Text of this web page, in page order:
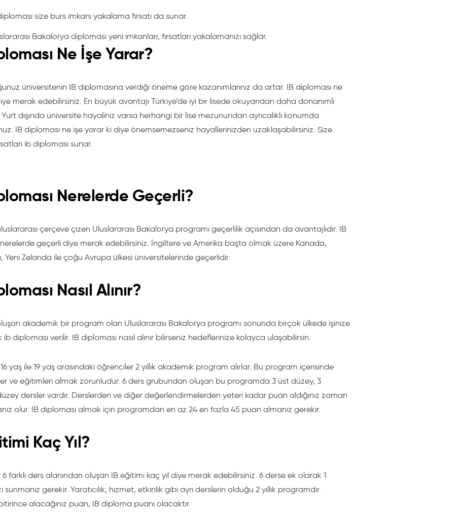
size burs imkanı yakalama fırsatı da sunar.
Bakalorya diploması yeni imkanları, fırsatları yakalamanızı sağlar.
Ne İşe Yarar?
üniversitenin IB diplomasına verdiği öneme göre kazanımlarınız da artar. IB diploması ne
merak edebilirsiniz. En büyük avantajı Türkiye’de iyi bir lisede okuyandan daha donanımlı
dışında üniversite hayaliniz varsa herhangi bir lise mezunundan ayrıcalıklı konumda
IB diploması ne işe yarar ki diye önemsemezseniz hayallerinizden uzaklaşabilirsiniz. Size
ib diploması sunar.
Nerelerde Geçerli?
çerçeve çizen Uluslararası Bakalorya programı geçerlilik açısından da avantajlıdır. IB
geçerli diye merak edebilirsiniz. İngiltere ve Amerika başta olmak üzere Kanada,
Yeni Zelanda ile çoğu Avrupa ülkesi üniversitelerinde geçerlidir.
Nasıl Alınır?
akademik bir program olan Uluslararası Bakalorya programı sonunda birçok ülkede işinize
diploması verilir. IB diploması nasıl alınır bilirseniz hedeflerinize kolayca ulaşabilirsin.
16 yaş ile 19 yaş arasındaki öğrenciler 2 yıllık akademik program alırlar. Bu program içerisinde
ve eğitimleri almak zorunludur. 6 ders grubundan oluşan bu programda 3 üst düzey, 3
dersler vardır. Derslerden ve diğer değerlendirmelerden yeteri kadar puan aldığınız zaman
olur. IB diploması almak için programdan en az 24 en fazla 45 puan almanız gerekir.
Kaç Yıl?
farklı ders alanından oluşan IB eğitimi kaç yıl diye merak edebilirsiniz. 6 derse ek olarak 1
gerekir. Yaratıcılık, hizmet, etkinlik gibi ayrı derslerin olduğu 2 yıllık programdır.
alacağınız puan, IB diploma puanı olacaktır.